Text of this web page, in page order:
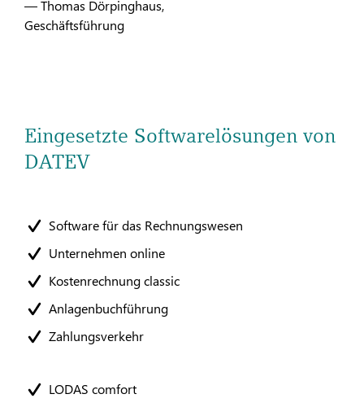
— Thomas Dörpinghaus,
Geschäftsführung
Eingesetzte Softwarelösungen von
DATEV
Software für das Rechnungswesen
Unternehmen online
Kostenrechnung classic
Anlagenbuchführung
Zahlungsverkehr
LODAS comfort